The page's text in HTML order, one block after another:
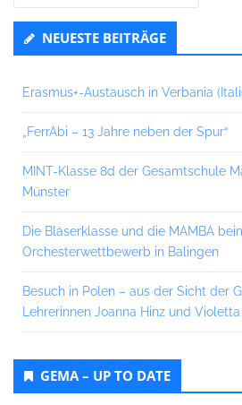
NEUESTE BEITRÄGE
Erasmus+-Austausch in Verbania
„FerrAbi – 13 Jahre neben der Spur“
MINT-Klasse 8d der Gesamtschule
Münster
Die Bläserklasse und die MAMBA
Orchesterwettbewerb in Balingen
Besuch in Polen – aus der Sicht der
Lehrerinnen Joanna Hinz und
GEMA – UP TO DATE